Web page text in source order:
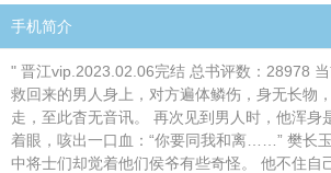
手机简介
" 晋江vip.2023.02.06完结 总书评数：28978
救回来的男人身上，对方遍体鳞伤，身无长物
走，至此杳无音讯。 再次见到男人时，他浑
着眼，咳出一口血：“你要同我和离……” 樊长
中将士们却觉着他们侯爷有些奇怪。 他不住